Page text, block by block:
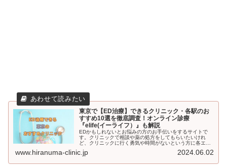
東京で【ED治療】できるクリニック・各駅のお
すすめ10選を徹底調査！オンライン診療
『elife(イーライフ）』も解説
EDかもしれないとお悩みの方のお手伝いをするサイトで
す。クリニックで相談や薬の処方をしてもらいたいけれ
ど、クリニックに行く勇気や時間がないという方に各エリ
ある方はオンラインクリニックもおススメしています。
www.hiranuma-clinic.jp 2024.06.02